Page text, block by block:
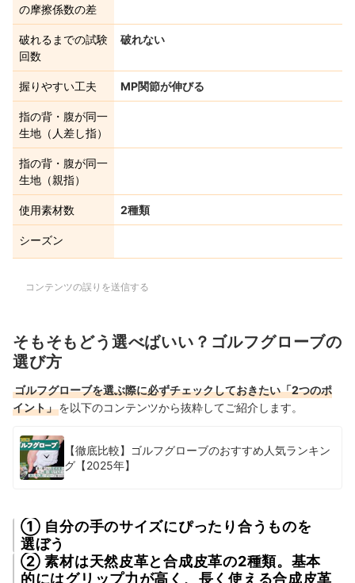
の摩擦係数の差
破れるまでの試験
回数
破れない
握りやすい工夫 MP関節が伸びる
指の背・腹が同一
生地（人差し指）
指の背・腹が同一
生地（親指）
使用素材数 2種類
シーズン
コンテンツの誤りを送信する
そもそもどう選べばいい？ゴルフグローブの
選び方
ゴルフグローブを選ぶ際に必ずチェックしておきたい「2つのポ
イント」を以下のコンテンツから抜粋してご紹介します。
【徹底比較】ゴルフグローブのおすすめ人気ランキン
グ【2025年】
① 自分の手のサイズにぴったり合うものを
選ぼう
② 素材は天然皮革と合成皮革の2種類。基本
的にはグリップ力が高く、長く使える合成皮革